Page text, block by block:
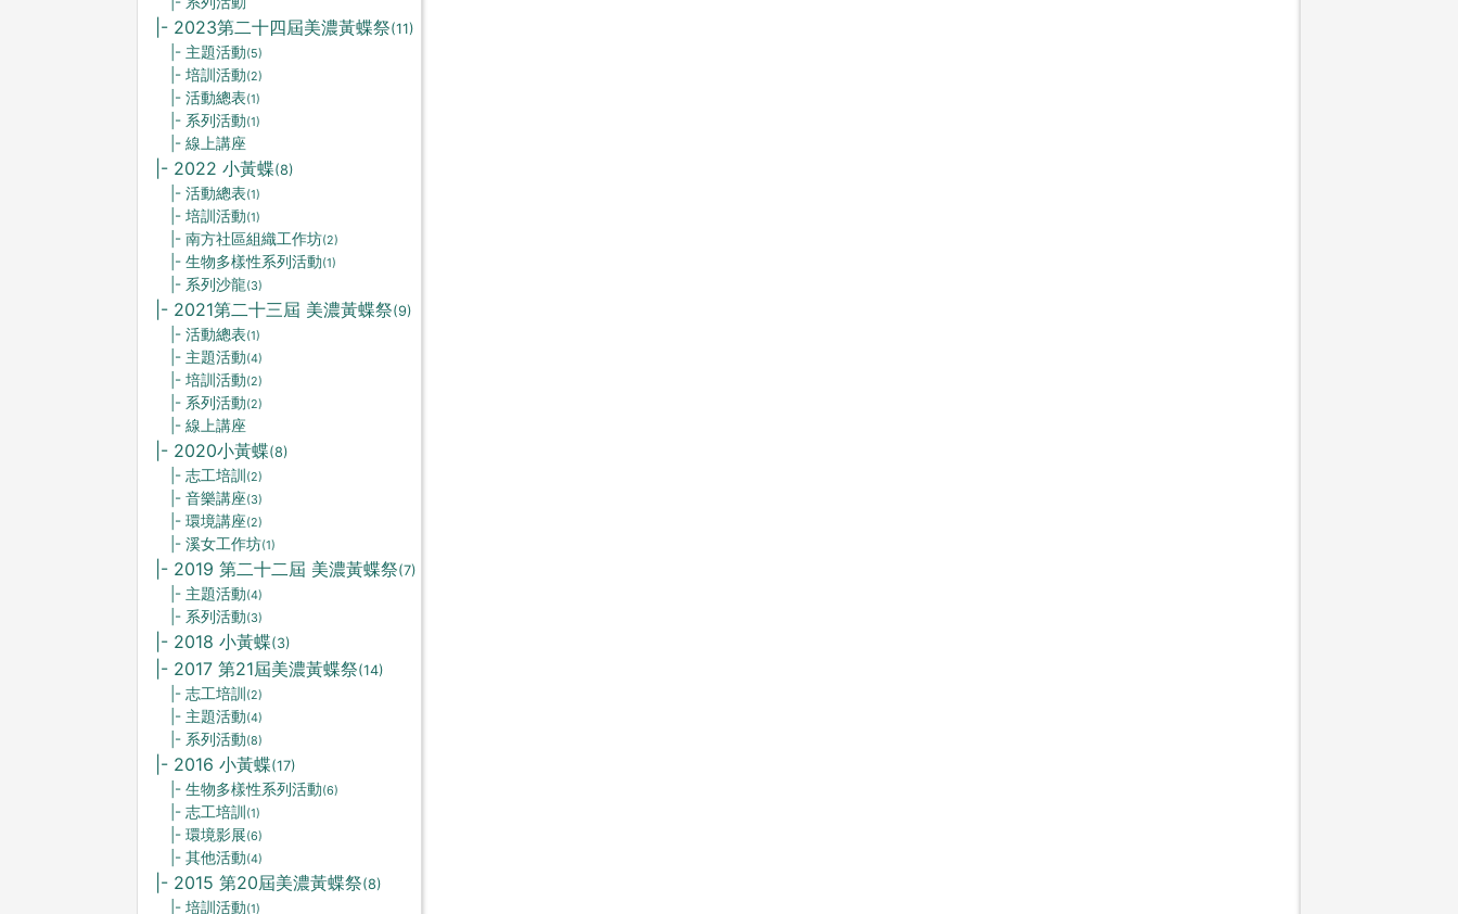
|- 2023第二十四屆美濃黃蝶祭(11)
|- 主題活動(5)
|- 培訓活動(2)
|- 活動總表(1)
|- 系列活動(1)
|- 線上講座
|- 2022 小黃蝶(8)
|- 活動總表(1)
|- 培訓活動(1)
|- 南方社區組織工作坊(2)
|- 生物多樣性系列活動(1)
|- 系列沙龍(3)
|- 2021第二十三屆 美濃黃蝶祭(9)
|- 活動總表(1)
|- 主題活動(4)
|- 培訓活動(2)
|- 系列活動(2)
|- 線上講座
|- 2020小黃蝶(8)
|- 志工培訓 (2)
|- 音樂講座(3)
|- 環境講座(2)
|- 溪女工作坊(1)
|- 2019 第二十二屆 美濃黃蝶祭(7)
|- 主題活動(4)
|- 系列活動(3)
|- 2018 小黃蝶(3)
|- 2017 第21屆美濃黃蝶祭(14)
|- 志工培訓 (2)
|- 主題活動(4)
|- 系列活動(8)
|- 2016 小黃蝶(17)
|- 生物多樣性系列活動(6)
|- 志工培訓 (1)
|- 環境影展(6)
|- 其他活動(4)
|- 2015 第20屆美濃黃蝶祭(8)
|- 培訓活動(1)